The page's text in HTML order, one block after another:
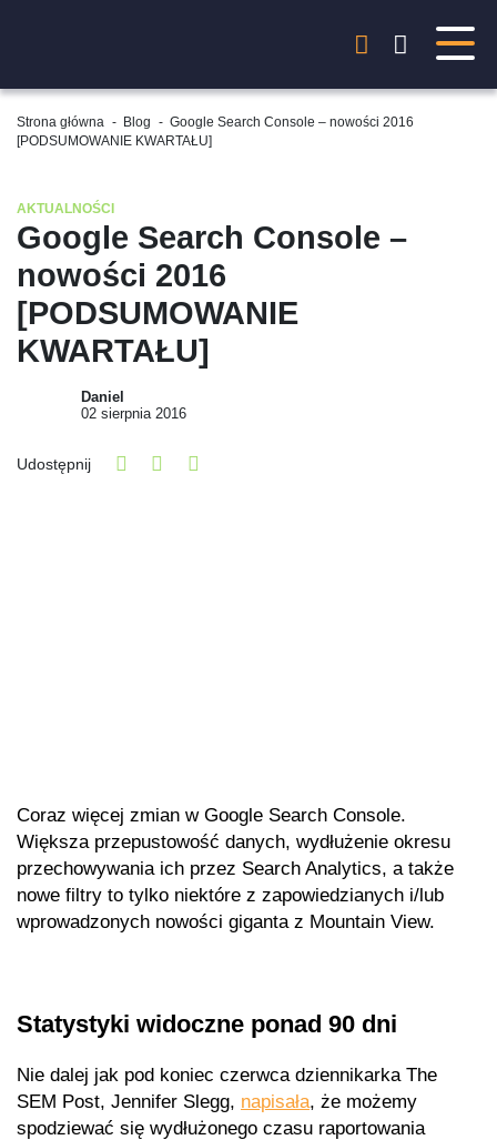
Strona główna - Blog - Google Search Console – nowości 2016
[PODSUMOWANIE KWARTAŁU]
AKTUALNOŚCI
Google Search Console –
nowości 2016
[PODSUMOWANIE
KWARTAŁU]
Daniel
02 sierpnia 2016
Udostępnij
Coraz więcej zmian w Google Search Console.
Większa przepustowość danych, wydłużenie okresu
przechowywania ich przez Search Analytics, a także
nowe filtry to tylko niektóre z zapowiedzianych i/lub
wprowadzonych nowości giganta z Mountain View.
Statystyki widoczne ponad 90 dni
Nie dalej jak pod koniec czerwca dziennikarka The
SEM Post, Jennifer Slegg, napisała, że możemy
spodziewać się wydłużonego czasu raportowania